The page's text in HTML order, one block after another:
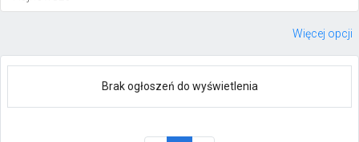
Więcej opcji
Brak ogłoszeń do wyświetlenia